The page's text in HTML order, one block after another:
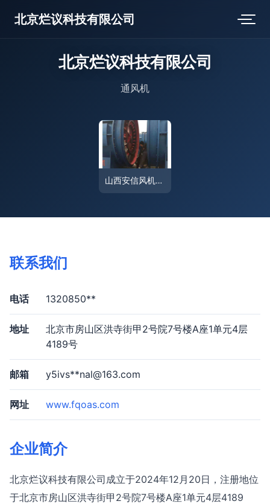
北京烂议科技有限公司
北京烂议科技有限公司
通风机
山西安信风机厂 专业生产FBCD系列对旋轴流通风机的卓越厂家
联系我们
电话 1320850**
地址
北京市房山区洪寺街甲2号院7号楼A座1单元4层
4189号
邮箱 y5ivs**nal@163.com
网址 www.fqoas.com
企业简介
北京烂议科技有限公司成立于2024年12月20日，注册地位
于北京市房山区洪寺街甲2号院7号楼A座1单元4层4189